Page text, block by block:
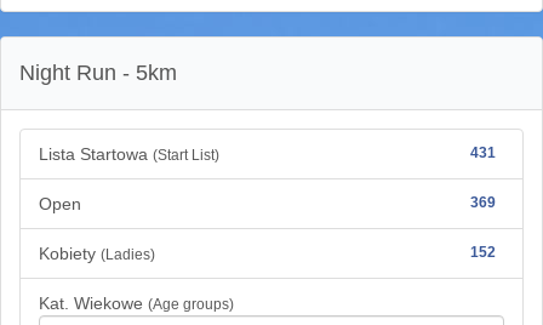
Night Run - 5km
Lista Startowa (Start List) 431
Open 369
Kobiety (Ladies) 152
Kat. Wiekowe (Age groups)